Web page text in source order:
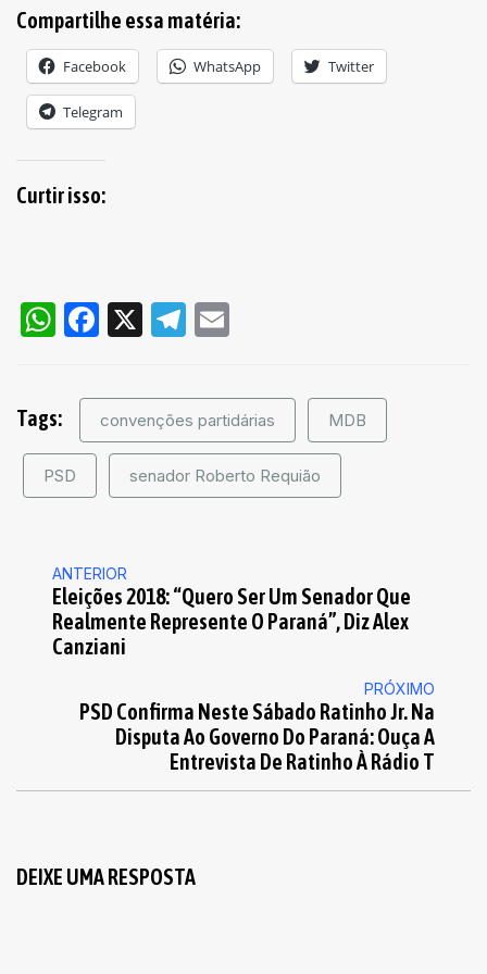
Compartilhe essa matéria:
Facebook WhatsApp Twitter
Telegram
Curtir isso:
WhatsApp
Facebook
X Telegram
Tags: convenções partidárias MDB
PSD senador Roberto Requião
ANTERIOR
Eleições 2018: “Quero Ser Um Senador Que
Realmente Represente O Paraná”, Diz Alex
Canziani
PRÓXIMO
PSD Confirma Neste Sábado Ratinho Jr. Na
Disputa Ao Governo Do Paraná: Ouça A
Entrevista De Ratinho À Rádio T
DEIXE UMA RESPOSTA